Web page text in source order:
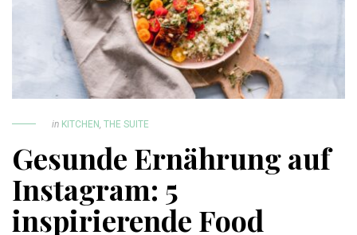
in KITCHEN THE SUITE
Gesunde Ernährung auf
Instagram: 5
inspirierende Food